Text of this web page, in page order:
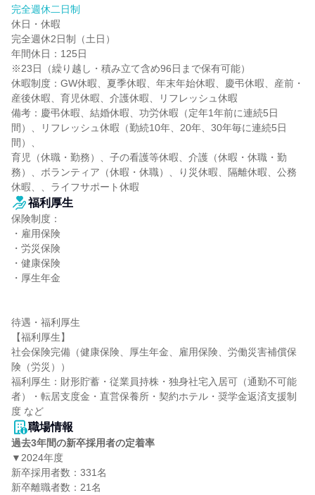
完全週休二日制
休日・休暇
完全週休2日制（土日）
年間休日：125日
※23日（繰り越し・積み立て含め96日まで保有可能）
休暇制度：GW休暇、夏季休暇、年末年始休暇、慶弔休暇、産前・
産後休暇、育児休暇、介護休暇、リフレッシュ休暇
備考：慶弔休暇、結婚休暇、功労休暇（定年1年前に連続5日
間）、リフレッシュ休暇（勤続10年、20年、30年毎に連続5日
間）、
育児（休職・勤務）、子の看護等休暇、介護（休暇・休職・勤
務）、ボランティア（休暇・休職）、り災休暇、隔離休暇、公務
休暇、、ライフサポート休暇
福利厚生
保険制度：
・雇用保険
・労災保険
・健康保険
・厚生年金
待遇・福利厚生
【福利厚生】
社会保険完備（健康保険、厚生年金、雇用保険、労働災害補償保
険（労災））
福利厚生：財形貯蓄・従業員持株・独身社宅入居可（通勤不可能
者）・転居支度金・直営保養所・契約ホテル・奨学金返済支援制
度 など
職場情報
過去3年間の新卒採用者の定着率
▼2024年度
新卒採用者数：331名
新卒離職者数：21名